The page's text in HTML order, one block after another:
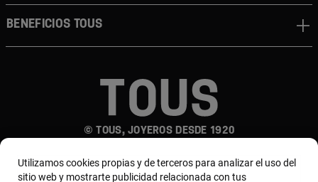
© TOUS, JOYEROS DESDE 1920
Beneficios TOUS
Utilizamos cookies propias y de terceros para analizar el uso del
sitio web y mostrarte publicidad relacionada con tus